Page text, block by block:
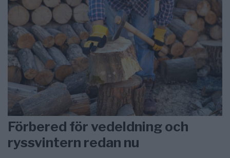
Förbered för vedeldning och
ryssvintern redan nu